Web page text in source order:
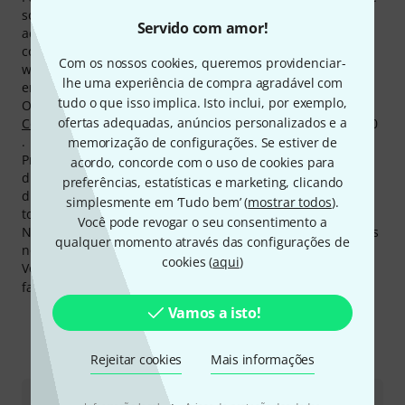
Servido com amor!
Com os nossos cookies, queremos providenciar-
lhe uma experiência de compra agradável com
tudo o que isso implica. Isto inclui, por exemplo,
ofertas adequadas, anúncios personalizados e a
memorização de configurações. Se estiver de
acordo, concorde com o uso de cookies para
preferências, estatísticas e marketing, clicando
simplesmente em ‘Tudo bem’ (mostrar todos).
Você pode revogar o seu consentimento a
qualquer momento através das configurações de
cookies (aqui)
Vamos a isto!
Rejeitar cookies Mais informações
sobre os produtos de Bubblebee, lhe oferecemos
actualmente 631 mídias, avaliações, relatórios de testes
como também informações adicionais em nossa página
web, como por exemplo 392 Fotos, 32 diferentes imagens
em 360° e 207 avaliações dos nossos clientes.
O mais vendido absoluto da marca éBubblebee The Lav
Concealer Tape. Deste produto já vendemos mais de 3.000
.
Produtos da marca Bubblebee normalmente tem uma
disponibilidade acima da média. Com 97% de
disponibilidade no ano passado, Bubblebee faz parte dos
top 10 % de todos os fabricantes do sortido de Thomann.
No momento temos 49 produtos de Bubblebee disponíveis
no armazém.
Você pode encontrar mais informações acerca do
fabricante em
http://www.bubblebeeindustries.com
Eis como pode contactar-nos